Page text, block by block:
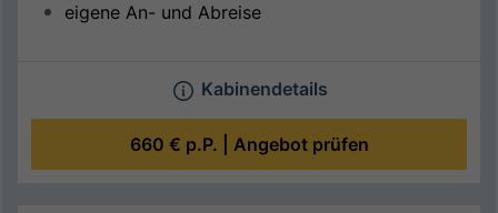
eigene An- und Abreise
Kabinendetails
660 € p.P. | Angebot prüfen